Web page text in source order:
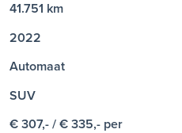
41.751 km
2022
Automaat
SUV
€ 307,- / € 335,- per